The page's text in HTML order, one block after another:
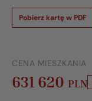
Pobierz kartę w PDF
CENA MIESZKANIA
631 620 PLN